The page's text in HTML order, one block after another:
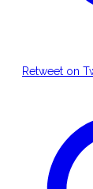
Retweet on